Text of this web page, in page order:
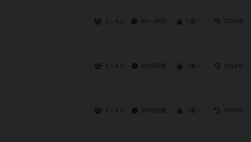
2～4人 30～45分 7歳～ 2020年
1～4人 20分前後 7歳～ 2012年
1～4人 15分前後 7歳～ 2007年